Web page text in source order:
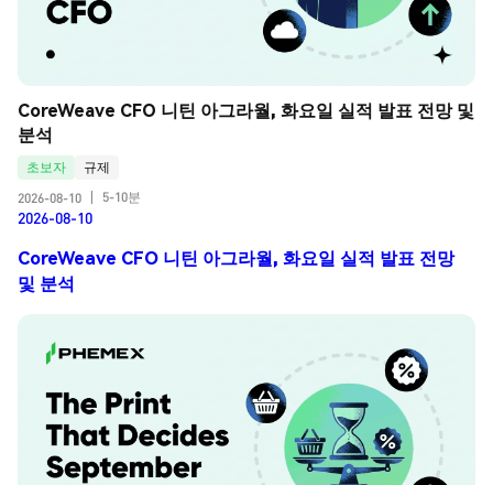
CoreWeave CFO 니틴 아그라월, 화요일 실적 발표 전망 및
분석
초보자
규제
2026-08-10
5-10분
2026-08-10
CoreWeave CFO 니틴 아그라월, 화요일 실적 발표 전망
및 분석